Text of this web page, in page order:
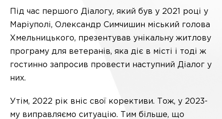
Під час першого Діалогу, який був у 2021 році у
Маріуполі, Олександр Симчишин міський голова
Хмельницького, презентував унікальну житлову
програму для ветеранів, яка діє в місті і тоді ж
гостинно запросив провести наступний Діалог у
них.
Утім, 2022 рік вніс свої корективи. Тож, у 2023-
му виправляємо ситуацію. Тим більше, що